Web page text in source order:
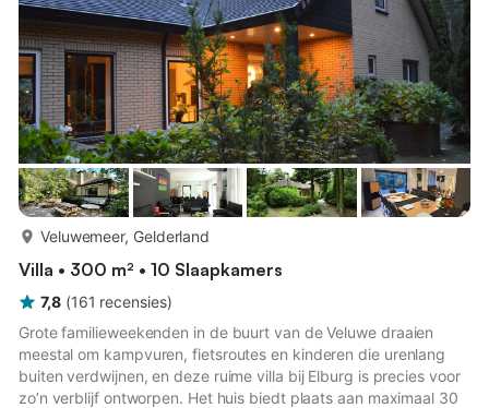
Veluwemeer, Gelderland
Villa • 300 m² • 10 Slaapkamers
7,8 (161 recensies)
Grote familieweekenden in de buurt van de Veluwe draaien
meestal om kampvuren, fietsroutes en kinderen die urenlang
buiten verdwijnen, en deze ruime villa bij Elburg is precies voor
zo’n verblijf ontworpen. Het huis biedt plaats aan maximaal 30